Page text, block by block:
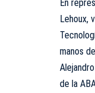
En
Lehoux,
manos
de la